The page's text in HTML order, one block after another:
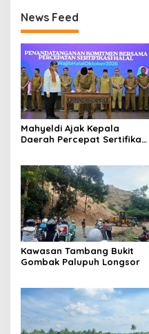
News Feed
Mahyeldi Ajak Kepala
Daerah Percepat Sertifikasi
Nasional
Kawasan Tambang Bukit
Gombak Palupuh Longsor